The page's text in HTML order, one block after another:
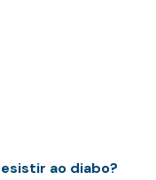
ao diabo?